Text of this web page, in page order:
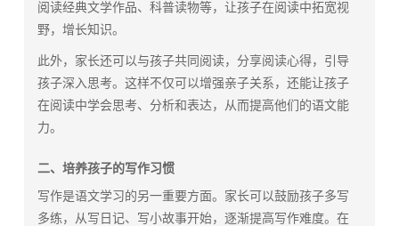
阅读经典文学作品、科普读物等，让孩子在阅读中拓宽视
野，增长知识。
此外，家长还可以与孩子共同阅读，分享阅读心得，引导
孩子深入思考。这样不仅可以增强亲子关系，还能让孩子
在阅读中学会思考、分析和表达，从而提高他们的语文能
力。
二、培养孩子的写作习惯
写作是语文学习的另一重要方面。家长可以鼓励孩子多写
多练，从写日记、写小故事开始，逐渐提高写作难度。在